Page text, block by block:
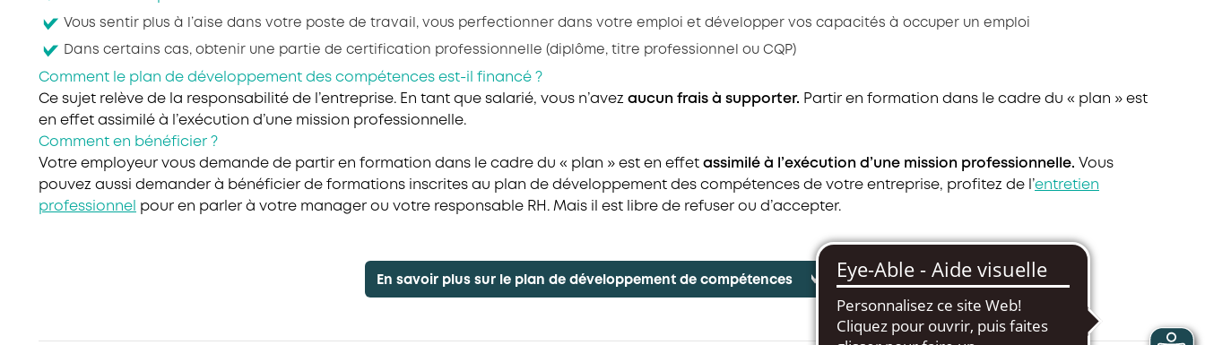
Vous sentir plus à l’aise dans votre poste de travail, vous perfectionner dans votre emploi et développer vos capacités à occuper un emploi
Dans certains cas, obtenir une partie de certification professionnelle (diplôme, titre professionnel ou CQP)
Comment le plan de développement des compétences est-il financé ?
Ce sujet relève de la responsabilité de l’entreprise. En tant que salarié, vous n’avez aucun frais à supporter. Partir en formation dans le cadre du « plan » est
en effet assimilé à l’exécution d’une mission professionnelle.
Comment en bénéficier ?
Votre employeur vous demande de partir en formation dans le cadre du « plan » est en effet assimilé à l’exécution d’une mission professionnelle. Vous
pouvez aussi demander à bénéficier de formations inscrites au plan de développement des compétences de votre entreprise, profitez de l’entretien
professionnel pour en parler à votre manager ou votre responsable RH. Mais il est libre de refuser ou d’accepter.
En savoir plus sur le plan de développement de compétences